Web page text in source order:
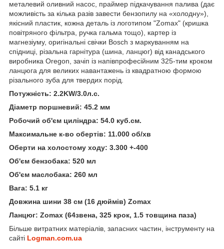
металевий оливний насос, праймер підкачування палива (дає
можливість за кілька разів завести бензопилу на «холодну»),
якісний пластик, кожна деталь із логотипом "Zomax" (кришка
повітряного фільтра, ручка гальма тощо), картер із
магнезіуму, оригінальні свічки Bosch з маркуванням на
спідниці, різальна гарнітура (шина, ланцюг) від канадського
виробника Oregon, зачіп із напівпрофесійним 325-тим кроком
ланцюга для великих навантажень із квадратною формою
різального зуба для твердих порід.
Потужність: 2.2KW/3.0л.с.
Діаметр поршневий: 45.2 мм
Робочий об'єм циліндра: 54.0 куб.см.
Максимальне к-во обертів: 11.000 об/хв
Оберти на холостому ходу: 3.300 +-400
Об'єм бензобака: 520 мл
Об'єм маслобака: 260 мл
Вага: 5.1 кг
Довжина шини 38 см (16 дюймів) Zomax
Ланцюг: Zomax (64звена, 325 крок, 1.5 товщина паза)
Більше витратних матеріалів, запасних частин, інструменту на
сайті Logman.com.ua